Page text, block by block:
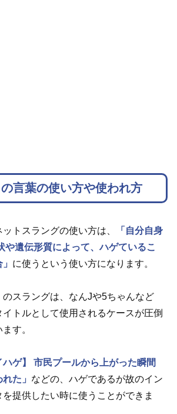
の言葉の使い方や使われ方
ットスラングの使い方は、
「自分自身
や遺伝形質によって、ハゲているこ
に使うという使い方になります。
のスラングは、なんJや5ちゃんなど
トルとして使用されるケースが圧倒
す。
ハゲ】 市民プールから上がった瞬間
た」 などの、ハゲであるが故のイン
提供したい時に使うことができま